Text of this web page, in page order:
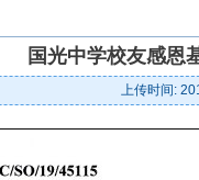
国光中学校友感恩
上传时间: